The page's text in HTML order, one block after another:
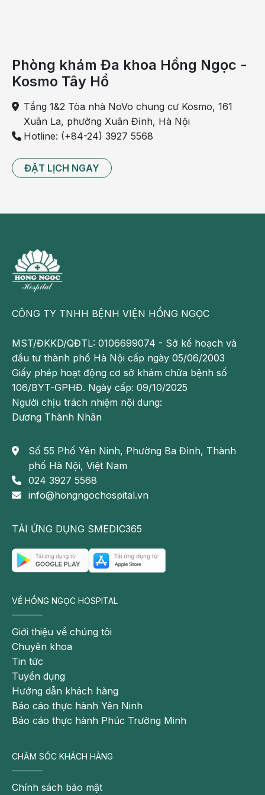
Mẹ bầu bị trầm cảm luôn cảm thấy buồn bã, chán
cảm khi mang thai
Ở mỗi mẹ bầu, nguyên nhân gây nên bệnh lý này lại khác
nhau tùy hoàn cảnh, suy nghĩ và thái độ của mỗi người.
trầm cảm khi mang thai mẹ nhé.
Khi mang thai, hoocmon trong cơ thể mẹ thay đổi. Nhiều
chuyên gia cho rằng đây chính là nguyên nhân gây nên
chứng trầm cảm khi mang thai ở mẹ bầu.
Sự thay đổi hoocmon khiến mẹ bầu nhạy cảm hơn, cảm
bé xé ra to” là tình trạng rất thường gặp ở mẹ bầu khiến
mẹ suy nghĩ nhiều hơn, lo lắng nhiều hơn và mệt mỏi
cũng nhiều hơn.
căng thẳng hơn trong thời gian mẹ mang bầu.
Mang thai ngoài ý muốn cũng có thể khiến mẹ bầu bị trầm
cảm
Khi mang thai, mẹ bầu cần có tâm lý thoải mái và được
cung cấp đầy đủ dinh dưỡng để nuôi lớn thai nhi. Thế
nhưng, không ít mẹ bầu luôn phải đau đầu suy nghĩ về
Phòng khám Đa khoa Hồng Ngọc -
Kosmo Tây Hồ
Tầng 1&2 Tòa nhà NoVo chung cư Kosmo, 161
Xuân La, phường Xuân Đỉnh, Hà Nội
Hotline: (+84-24) 3927 5568
ĐẶT LỊCH NGAY
CÔNG TY TNHH BỆNH VIỆN HỒNG NGỌC
MST/ĐKKD/QĐTL: 0106699074 - Sở kế hoạch và
đầu tư thành phố Hà Nội cấp ngày 05/06/2003
Giấy phép hoạt động cơ sở khám chữa bệnh số
106/BYT-GPHĐ. Ngày cấp: 09/10/2025
Người chịu trách nhiệm nội dung:
Dương Thành Nhân
Số 55 Phố Yên Ninh, Phường Ba Đình, Thành
phố Hà Nội, Việt Nam
024 3927 5568
info@hongngochospital.vn
TẢI ỨNG DỤNG SMEDIC365
VỀ HỒNG NGỌC HOSPITAL
Giới thiệu về chúng tôi
Chuyên khoa
Tin tức
Tuyển dụng
Hướng dẫn khách hàng
Báo cáo thực hành Yên Ninh
Báo cáo thực hành Phúc Trường Minh
CHĂM SÓC KHÁCH HÀNG
Chính sách bảo mật